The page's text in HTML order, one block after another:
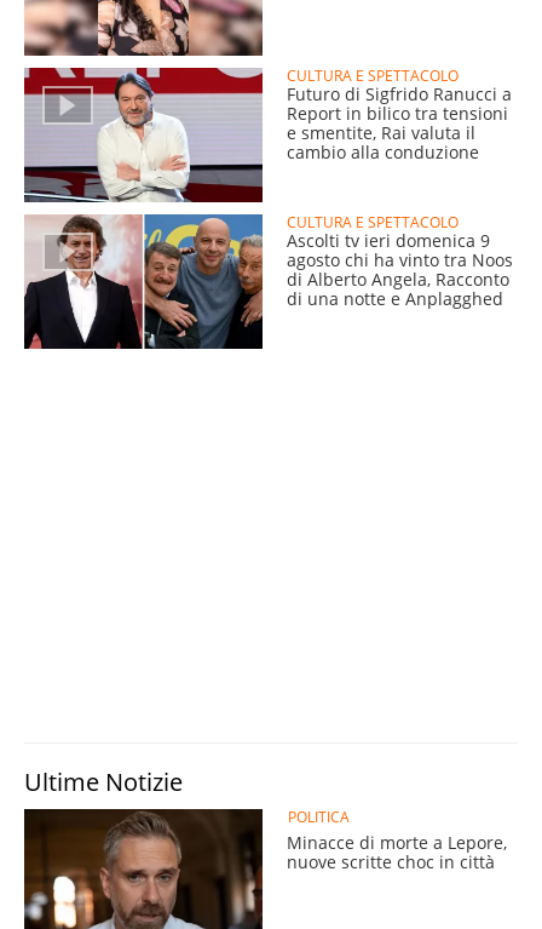
CULTURA E SPETTACOLO
Futuro di Sigfrido Ranucci a
Report in bilico tra tensioni
e smentite, Rai valuta il
cambio alla conduzione
CULTURA E SPETTACOLO
Ascolti tv ieri domenica 9
agosto chi ha vinto tra Noos
di Alberto Angela, Racconto
di una notte e Anplagghed
Ultime Notizie
POLITICA
Minacce di morte a Lepore,
nuove scritte choc in città